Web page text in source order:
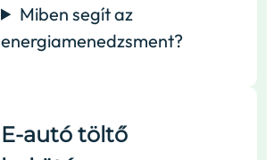
Miben segít az
energiamenedzsment?
E-autó töltő